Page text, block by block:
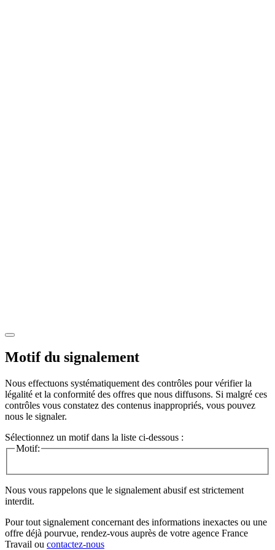
Motif du signalement
Nous effectuons systématiquement des contrôles pour vérifier la
légalité et la conformité des offres que nous diffusons. Si malgré ces
contrôles vous constatez des contenus inappropriés, vous pouvez
nous le signaler.
Sélectionnez un motif dans la liste ci-dessous :
Motif:
Nous vous rappelons que le signalement abusif est strictement
interdit.
Pour tout signalement concernant des informations inexactes ou une
offre déjà pourvue, rendez-vous auprès de votre agence France
Travail ou contactez-nous